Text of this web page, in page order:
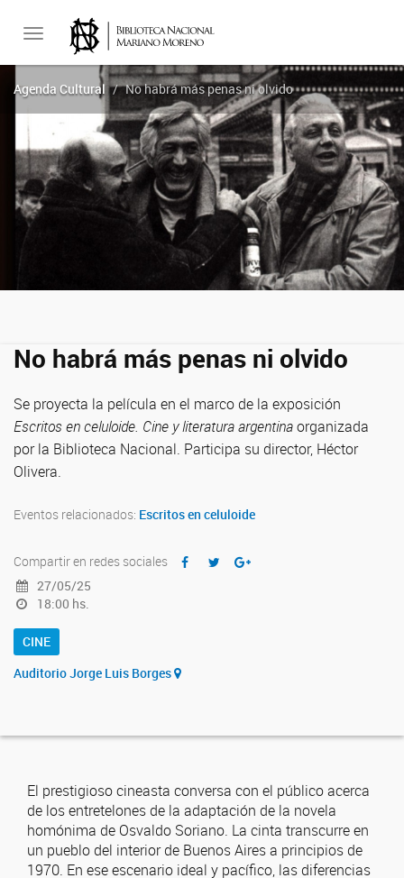
Toggle
navigation
Agenda Cultural No habrá más penas ni olvido
No habrá más penas ni olvido
Se proyecta la película en el marco de la exposición
Escritos en celuloide. Cine y literatura argentinaorganizada
por la Biblioteca Nacional. Participa su director, Héctor
Olivera.
Eventos relacionados: Escritos en celuloide
Compartir en redes sociales
27/05/25
18:00 hs.
CINE
Auditorio Jorge Luis Borges
El prestigioso cineasta conversa con el público acerca
de los entretelones de la adaptación de la novela
homónima de Osvaldo Soriano. La cinta transcurre en
un pueblo del interior de Buenos Aires a principios de
1970. En ese escenario ideal y pacífico, las diferencias